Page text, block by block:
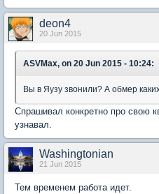
deon4
20 Jun 2015
ASVMax, on 20 Jun 2015 - 10:24:
Вы в Яузу звонили? А обмер
Спрашивал конкретно про свою
узнавал.
Washingtonian
21 Jun 2015
Тем временем работа идет.